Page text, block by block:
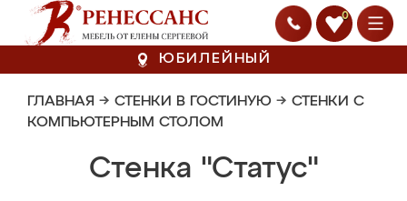
0
ЮБИЛЕЙНЫЙ
ГЛАВНАЯ → СТЕНКИ В ГОСТИНУЮ → СТЕНКИ С
КОМПЬЮТЕРНЫМ СТОЛОМ
Стенка "Статус"